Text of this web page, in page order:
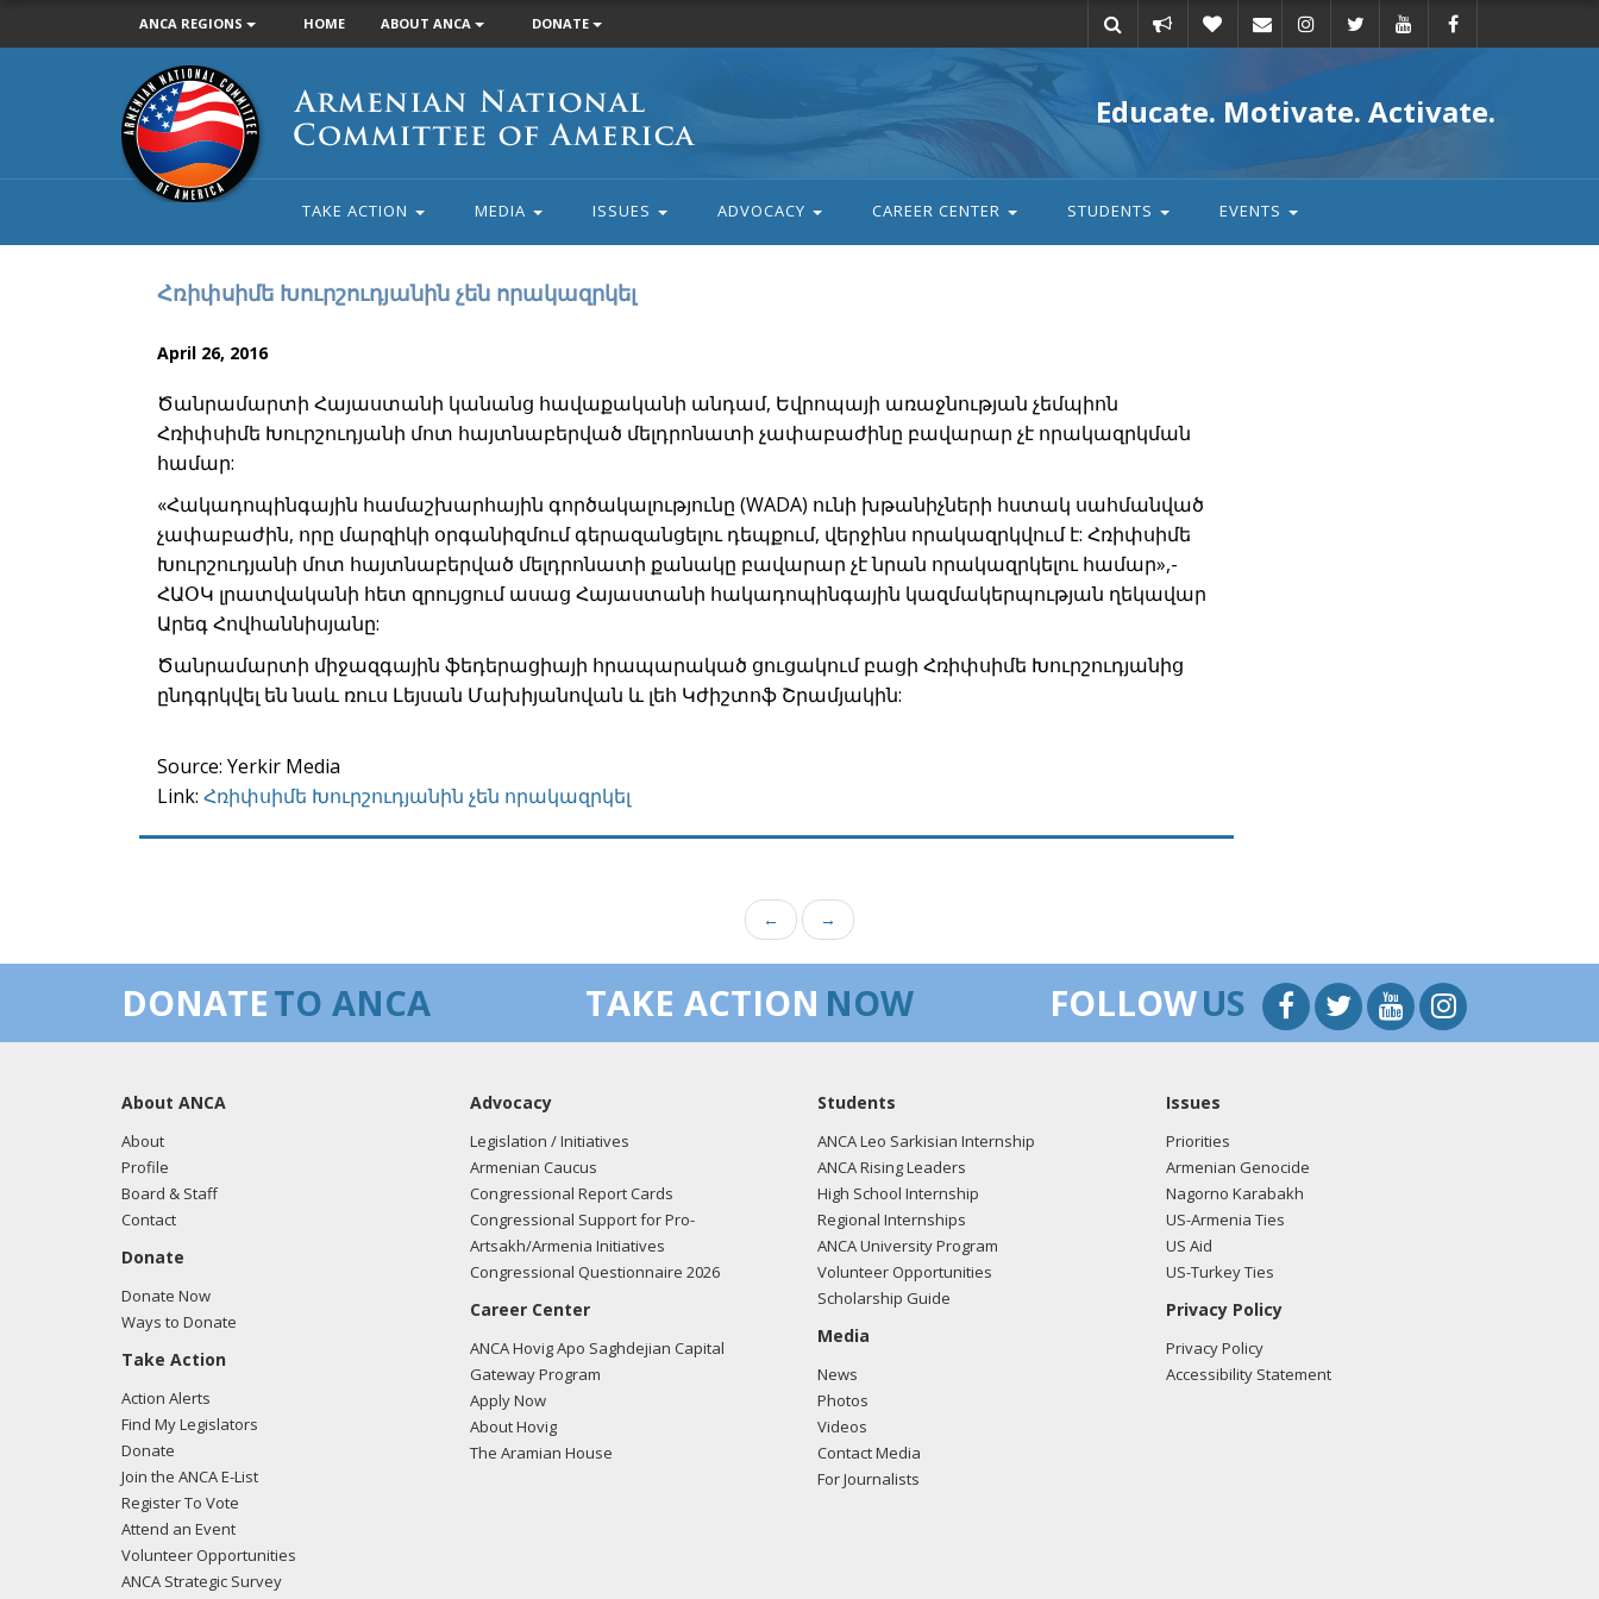
ANCA REGIONS HOME ABOUT ANCA DONATE
action
Armenian
National
Committee
of
America
Educate. Motivate. Activate.
TAKE ACTION MEDIA ISSUES ADVOCACY CAREER CENTER STUDENTS EVENTS
Հռիփսիմե Խուրշուդյանին չեն որակազրկել
April 26, 2016
Ծանրամարտի Հայաստանի կանանց հավաքականի անդամ, Եվրոպայի առաջնության չեմպիոն
Հռիփսիմե Խուրշուդյանի մոտ հայտնաբերված մելդրոնատի չափաբաժինը բավարար չէ որակազրկման
համար:
«Հակադոպինգային համաշխարհային գործակալությունը (WADA) ունի խթանիչների հստակ սահմանված
չափաբաժին, որը մարզիկի օրգանիզմում գերազանցելու դեպքում, վերջինս որակազրկվում է: Հռիփսիմե
Խուրշուդյանի մոտ հայտնաբերված մելդրոնատի քանակը բավարար չէ նրան որակազրկելու համար»,-
ՀԱՕԿ լրատվականի հետ զրույցում ասաց Հայաստանի հակադոպինգային կազմակերպության ղեկավար
Արեգ Հովհաննիսյանը:
Ծանրամարտի միջազգային ֆեդերացիայի հրապարակած ցուցակում բացի Հռիփսիմե Խուրշուդյանից
ընդգրկվել են նաև ռուս Լեյսան Մախիյանովան և լեհ Կժիշտոֆ Շրամյակին:
Source: Yerkir Media
Link: Հռիփսիմե Խուրշուդյանին չեն որակազրկել
← →
DONATETO ANCA TAKE ACTION NOW FOLLOWUS
About ANCA
About
Profile
Board & Staff
Contact
Donate
Donate Now
Ways to Donate
Take Action
Action Alerts
Find My Legislators
Donate
Join the ANCA E-List
Register To Vote
Attend an Event
Volunteer Opportunities
ANCA Strategic Survey
Advocacy
Legislation / Initiatives
Armenian Caucus
Congressional Report Cards
Congressional Support for Pro-
Artsakh/Armenia Initiatives
Congressional Questionnaire 2026
Career Center
ANCA Hovig Apo Saghdejian Capital
Gateway Program
Apply Now
About Hovig
The Aramian House
Students
ANCA Leo Sarkisian Internship
ANCA Rising Leaders
High School Internship
Regional Internships
ANCA University Program
Volunteer Opportunities
Scholarship Guide
Media
News
Photos
Videos
Contact Media
For Journalists
Issues
Priorities
Armenian Genocide
Nagorno Karabakh
US-Armenia Ties
US Aid
US-Turkey Ties
Privacy Policy
Privacy Policy
Accessibility Statement